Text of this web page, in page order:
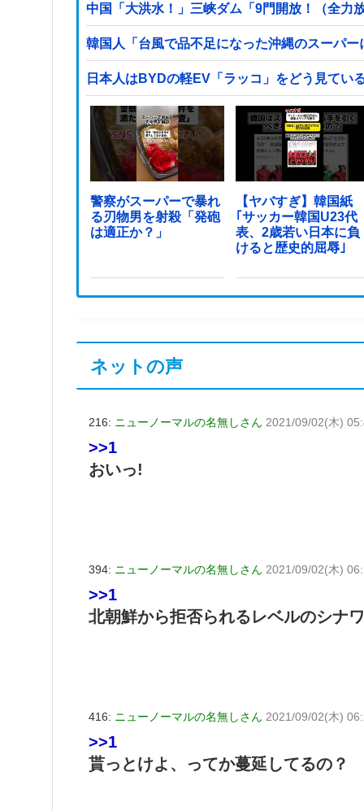
中国「大洪水！」三峡ダム「9門開放！（全力
韓国人「台風で品不足になった沖縄のスーパ
日本人はBYDの軽EV「ラッコ」をどう見てい
警察がスーパーで暴れ
る刃物男を射殺「発砲
は適正か？」
【ヤバすぎ】韓国紙
｢サッカー韓国U23代
表、2歳若い日本に負
けると歴史的屈辱｣
ネットの声
216: ニューノーマルの名無しさん 2021/09/02(木)
>>1
おいっ!
394: ニューノーマルの名無しさん 2021/09/02(木)
>>1
北朝鮮から拒否られるレベルのシナ
416: ニューノーマルの名無しさん 2021/09/02(木)
>>1
貰っとけよ、ってか蔓延してるの？